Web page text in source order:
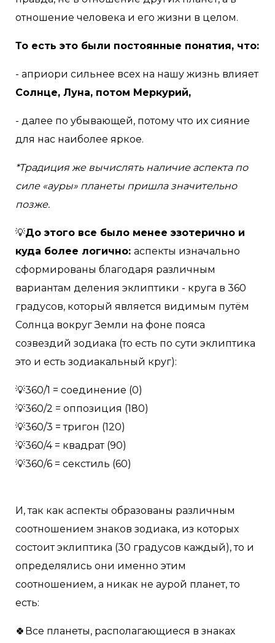
отношение человека и его жизни в целом.
То есть это были постоянные понятия, что:
- априори сильнее всех на нашу жизнь влияет
Солнце, Луна, потом Меркурий,
- далее по убывающей, потому что их сияние
для нас наиболее яркое.
*Традиция же вычислять наличие аспекта по
силе «ауры» планеты пришла значительно
позже.
💡До этого все было менее эзотерично и
куда более логично: аспекты изначально
сформированы благодаря различным
вариантам деления эклиптики - круга в 360
градусов, который является видимым путём
Солнца вокруг Земли на фоне пояса
созвездий зодиака (то есть по сути эклиптика
это и есть зодиакальный круг):⠀
💡360/1 = соединение (0)⠀
💡360/2 = оппозиция (180)⠀
💡360/3 = тригон (120)⠀
💡360/4 = квадрат (90)⠀
💡360/6 = секстиль (60)⠀
И, так как аспекты образованы различным
соотношением знаков зодиака, из которых
состоит эклиптика (30 градусов каждый), то и
определялись они именно этим
соотношением, а никак не аурой планет, то
есть:⠀
🍀Все планеты, располагающиеся в знаках